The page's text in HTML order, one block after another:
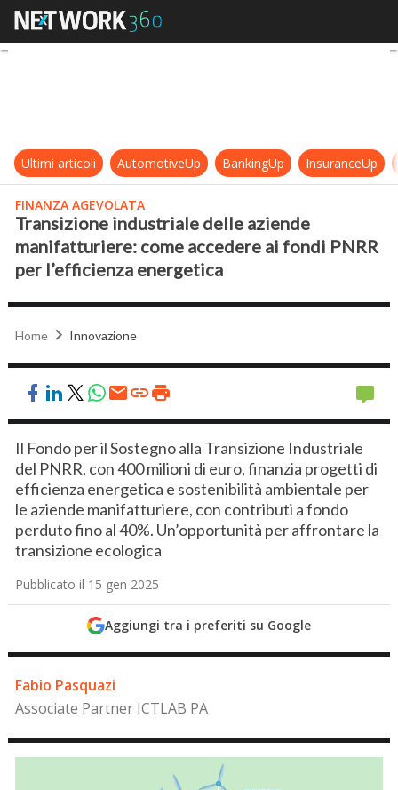
Transizione industriale delle
Ultimi articoli AutomotiveUp BankingUp InsuranceUp
FINANZA AGEVOLATA
Transizione industriale delle aziende
manifatturiere: come accedere ai fondi PNRR
per l’efficienza energetica
Home Innovazione
Il Fondo per il Sostegno alla Transizione Industriale
del PNRR, con 400 milioni di euro, finanzia progetti di
efficienza energetica e sostenibilità ambientale per
le aziende manifatturiere, con contributi a fondo
perduto fino al 40%. Un’opportunità per affrontare la
transizione ecologica
Pubblicato il 15 gen 2025
Aggiungi tra i preferiti su Google
Fabio Pasquazi
Associate Partner ICTLAB PA